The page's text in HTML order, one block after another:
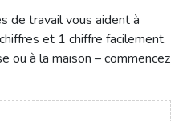
de travail vous aident à
et 1 chiffre facilement.
ou à la maison – commencez